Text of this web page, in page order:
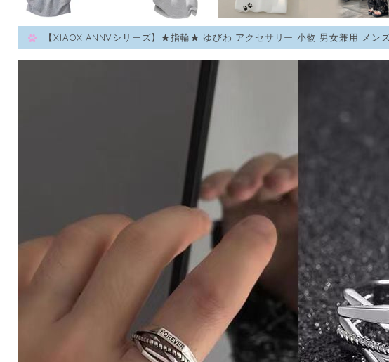
【XIAOXIANNVシリーズ】★指輪★ ゆびわ アクセサリー 小物 男女兼用 メン